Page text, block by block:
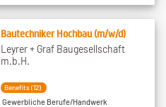
Bautechniker Hochbau (m/w/d)
Leyrer + Graf Baugesellschaft
m.b.H.
Benefits (12)
Gewerbliche Berufe/Handwerk